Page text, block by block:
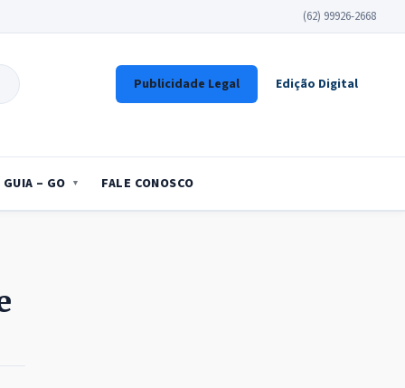
(62) 99926-2668
Publicidade Legal Edição Digital
GUIA – GO FALE CONOSCO